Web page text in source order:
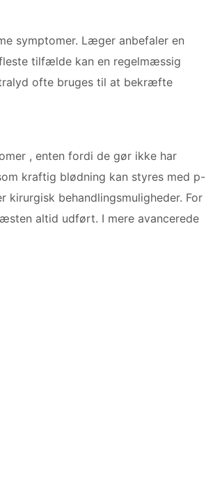
symptomer. Læger anbefaler en
tilfælde kan en regelmæssig
ofte bruges til at bekræfte
, enten fordi de gør ikke har
kraftig blødning kan styres med p-
behandlingsmuligheder. For
altid udført. I mere avancerede